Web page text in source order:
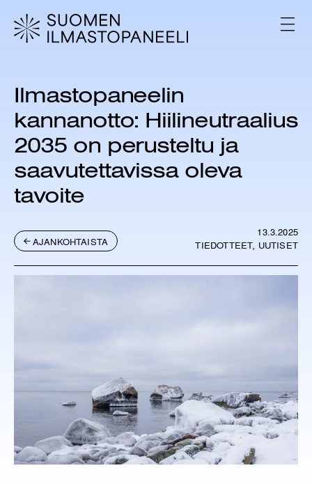
V
A
Ilmastopaneelin
kannanotto: Hiilineutraalius
2035 on perusteltu ja
saavutettavissa oleva
tavoite
AJANKOHTAISTA
13.3.2025
TIEDOTTEET, UUTISET